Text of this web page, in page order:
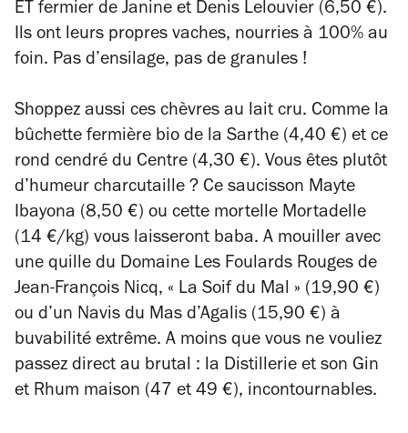
ET fermier de Janine et Denis Lelouvier (6,50 €).
Ils ont leurs propres vaches, nourries à 100% au
foin. Pas d’ensilage, pas de granules !
Shoppez aussi ces chèvres au lait cru. Comme la
bûchette fermière bio de la Sarthe (4,40 €) et ce
rond cendré du Centre (4,30 €). Vous êtes plutôt
d’humeur charcutaille ? Ce saucisson Mayte
Ibayona (8,50 €) ou cette mortelle Mortadelle
(14 €/kg) vous laisseront baba. A mouiller avec
une quille du Domaine Les Foulards Rouges de
Jean-François Nicq, « La Soif du Mal » (19,90 €)
ou d’un Navis du Mas d’Agalis (15,90 €) à
buvabilité extrême. A moins que vous ne vouliez
passez direct au brutal : la Distillerie et son Gin
et Rhum maison (47 et 49 €), incontournables.